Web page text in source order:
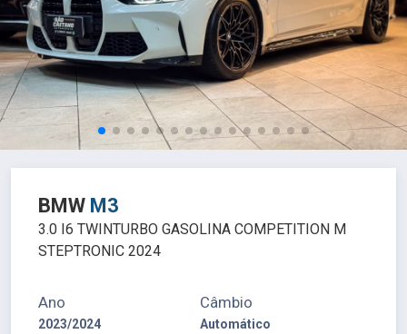
BMW M3
3.0 I6 TWINTURBO GASOLINA COMPETITION M
STEPTRONIC 2024
Ano
2023/2024
Câmbio
Automático